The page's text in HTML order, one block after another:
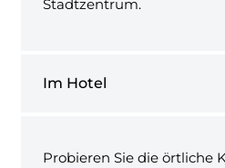
Stadtzentrum.
Im Hotel
Probieren Sie die örtliche